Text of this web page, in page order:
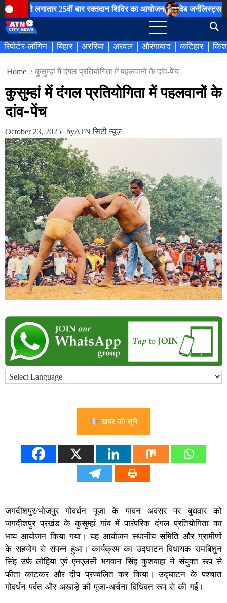
Skip
to
content
25वीं बार रक्तदान शिविर का आयोजन वेब जर्नलिस्ट्स एसोसिएशन
रिपोर्टर-लॉगिन बिहार अररिया अरवल औरंगाबाद कटिहार
Home कुसुम्हां में दंगल प्रतियोगिता में पहलवानों के दांव-पेंच
कुसुम्हां में दंगल प्रतियोगिता में पहलवानों के
दांव-पेंच
October 23, 2025 byATN सिटी न्यूज़
खबर को सुने
जगदीशपुर/भोजपुर गोवर्धन पूजा के पावन अवसर पर बुधवार को
जगदीशपुर प्रखंड के कुसुम्हां गांव में पारंपरिक दंगल प्रतियोगिता का
भव्य आयोजन किया गया। यह आयोजन स्थानीय समिति और ग्रामीणों
के सहयोग से संपन्न हुआ। कार्यक्रम का उद्घाटन विधायक रामबिशुन
सिंह उर्फ लोहिया एवं एमएलसी भगवान सिंह कुशवाहा ने संयुक्त रूप से
फीता काटकर और दीप प्रज्वलित कर किया। उद्घाटन के पश्चात
गोवर्धन पर्वत और अखाड़े की पूजा-अर्चना विधिवत रूप से की गई।